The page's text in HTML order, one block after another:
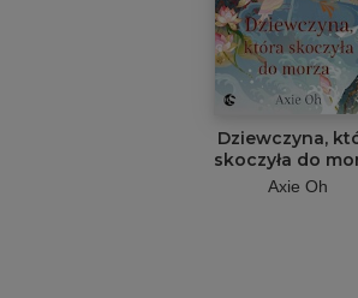
Dziewczyna,
skoczyła do
Axie Oh